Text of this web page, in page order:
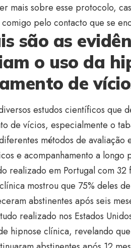
mais sobre esse protocolo,
pelo contacto que se
são as
o uso da
de
estudos científicos que
de vícios, especialmente o
métodos de
e acompanhamento a longo
realizado em Portugal com
mostrou que 75% deles
abstinentes após seis
realizado nos Estados
hipnose clínica, revelando